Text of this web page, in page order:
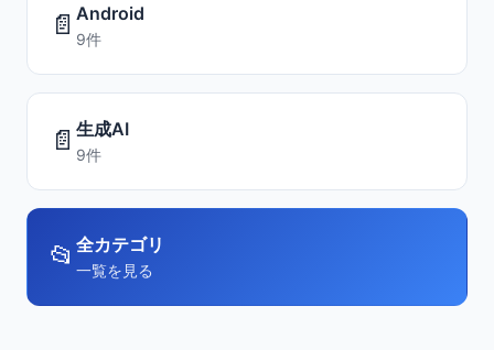
📄 Android
9件
📄 生成AI
9件
📂 全カテゴリ
一覧を見る